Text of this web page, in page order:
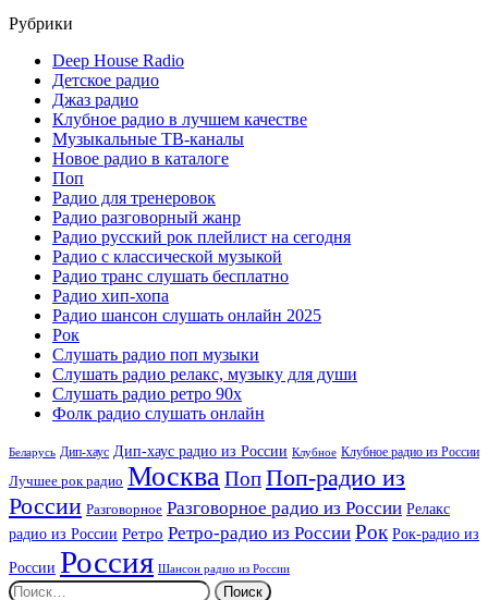
Рубрики
Deep House Radio
Детское радио
Джаз радио
Клубное радио в лучшем качестве
Музыкальные ТВ-каналы
Новое радио в каталоге
Поп
Радио для тренеровок
Радио разговорный жанр
Радио русский рок плейлист на сегодня
Радио с классической музыкой
Радио транс слушать бесплатно
Радио хип-хопа
Радио шансон слушать онлайн 2025
Рок
Слушать радио поп музыки
Слушать радио релакс, музыку для души
Слушать радио ретро 90х
Фолк радио слушать онлайн
Беларусь Дип-хаус Дип-хаус радио из России Клубное Клубное радио из России
Лучшее рок радио МоскваПопПоп-радио из
России Разговорное Разговорное радио из России Релакс
радио из России Ретро Ретро-радио из России Рок Рок-радио из
России Россия Шансон радио из России
Найти: